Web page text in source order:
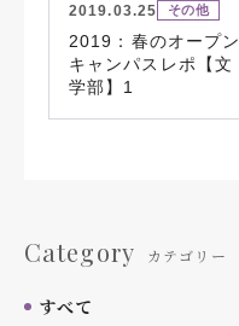
2019.03.25 その他
2019：春のオープン
キャンパスレポ【文
学部】1
Category カテゴリー
すべて